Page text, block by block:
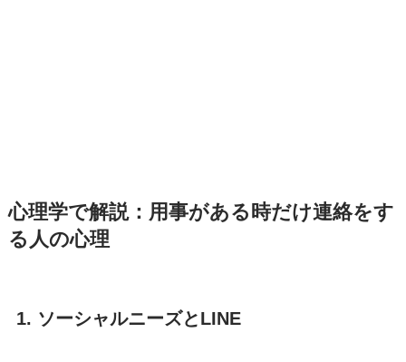
心理学で解説：用事がある時だけ連絡をす
る人の心理
1. ソーシャルニーズとLINE